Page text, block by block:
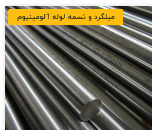
میلگرد و تسمه لوله آلومینیوم